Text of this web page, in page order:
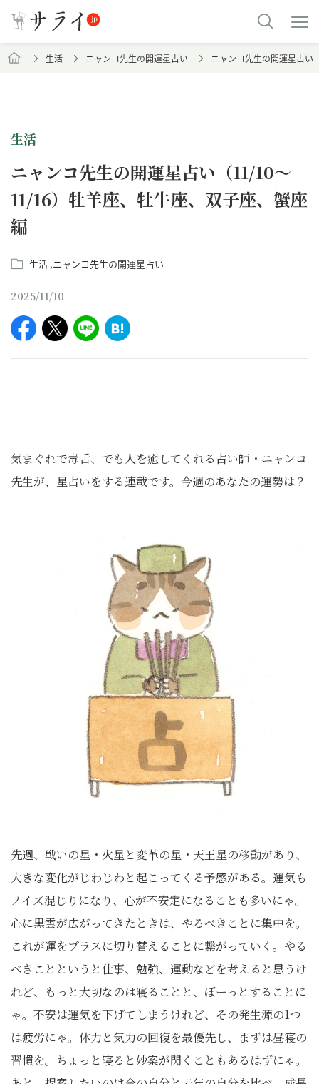
生活 ニャンコ先生の開運星占い ニャンコ先生の開運星占
生活
ニャンコ先生の開運星占い（11/10～
11/16）牡羊座、牡牛座、双子座、蟹座
編
生活 ニャンコ先生の開運星占い
2025/11/10
気まぐれで毒舌、でも人を癒してくれる占い師・ニャンコ
先生が、星占いをする連載です。今週のあなたの運勢は？
先週、戦いの星・火星と変革の星・天王星の移動があり、
大きな変化がじわじわと起こってくる予感がある。運気も
ノイズ混じりになり、心が不安定になることも多いにゃ。
心に黒雲が広がってきたときは、やるべきことに集中を。
これが運をプラスに切り替えることに繋がっていく。やる
べきことというと仕事、勉強、運動などを考えると思うけ
れど、もっと大切なのは寝ることと、ぼーっとすることに
ゃ。不安は運気を下げてしまうけれど、その発生源の1つ
は疲労にゃ。体力と気力の回復を最優先し、まずは昼寝の
習慣を。ちょっと寝ると妙案が閃くこともあるはずにゃ。